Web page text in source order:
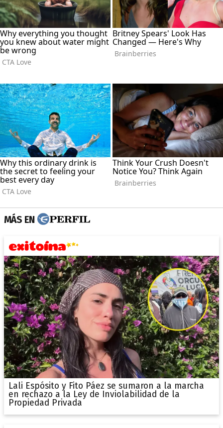
MÁS EN
Lali Espósito y Fito Páez se sumaron a la marcha
en rechazo a la Ley de Inviolabilidad de la
Propiedad Privada